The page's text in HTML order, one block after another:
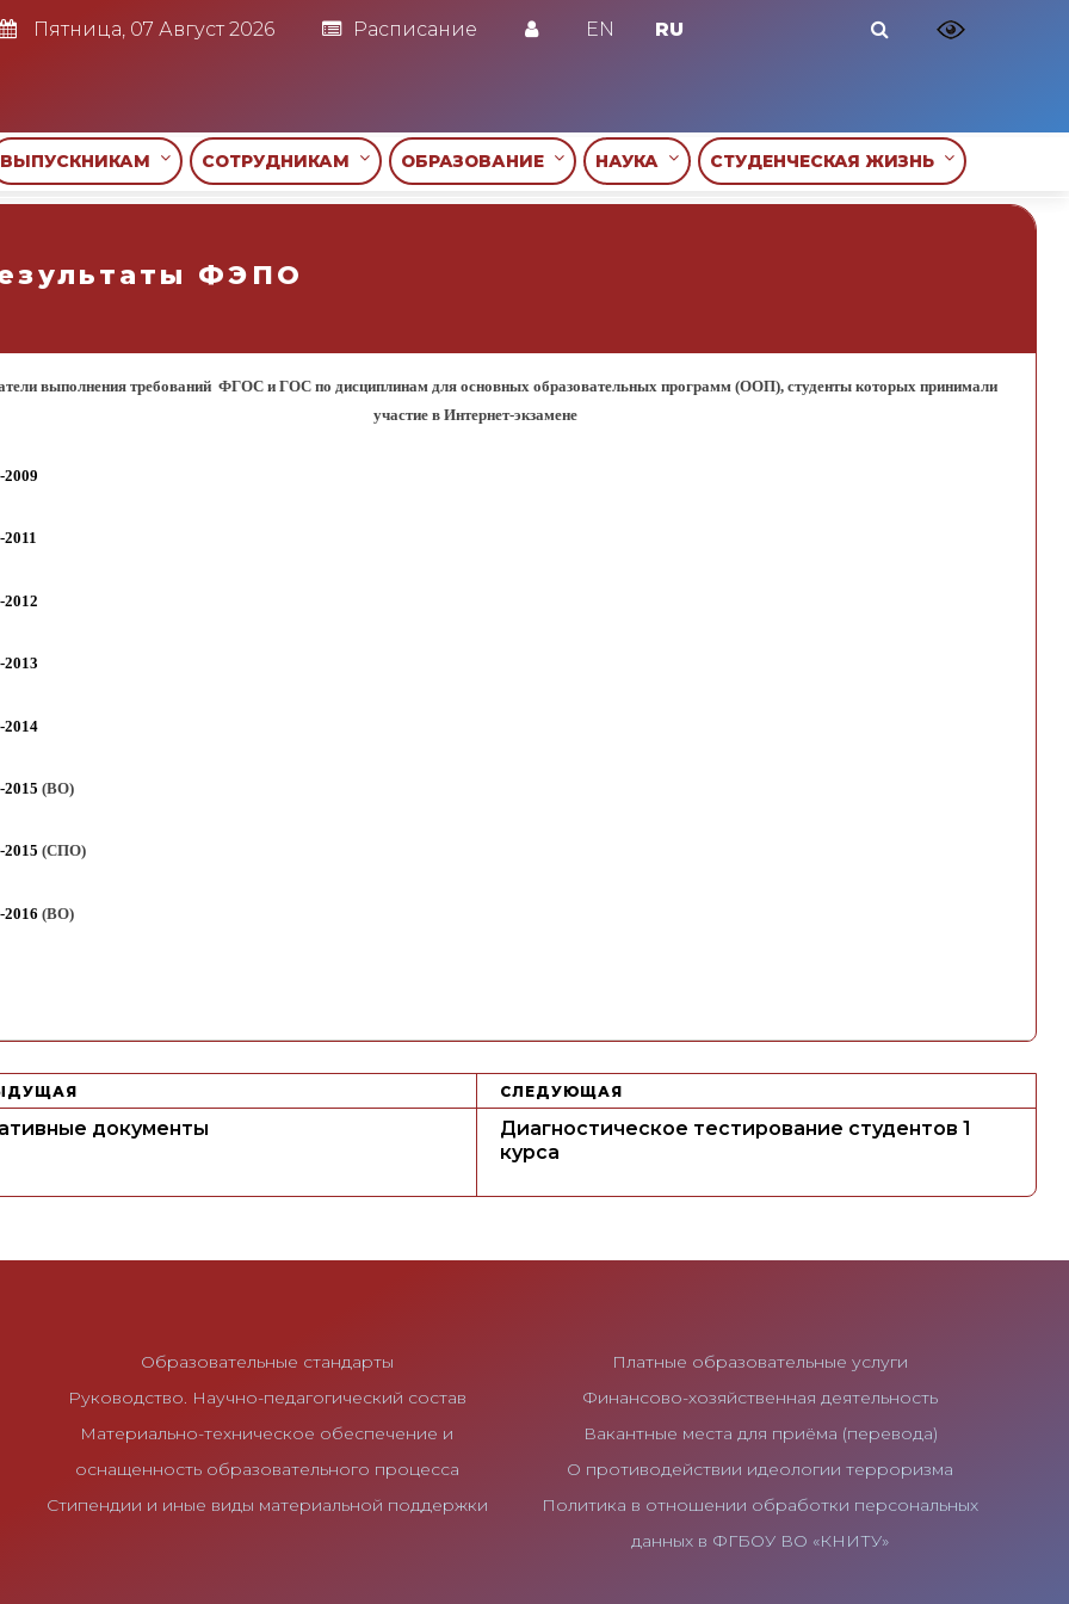
Пятница, 07 Август 2026 Расписание EN RU
ВЫПУСКНИКАМ СОТРУДНИКАМ ОБРАЗОВАНИЕ НАУКА СТУДЕНЧЕСКАЯ ЖИЗНЬ
ФЭПО
выполнения требований ФГОС и ГОС по дисциплинам для основных образовательных программ (ООП), студенты которых принимали
участие в Интернет-экзамене
(ВО)
(СПО)
(ВО)
документы
СЛЕДУЮЩАЯ
Диагностическое тестирование студентов 1
курса
Образовательные стандарты
Руководство. Научно-педагогический состав
Материально-техническое обеспечение и
оснащенность образовательного процесса
Стипендии и иные виды материальной поддержки
Платные образовательные услуги
Финансово-хозяйственная деятельность
Вакантные места для приёма (перевода)
О противодействии идеологии терроризма
Политика в отношении обработки персональных
данных в ФГБОУ ВО «КНИТУ»